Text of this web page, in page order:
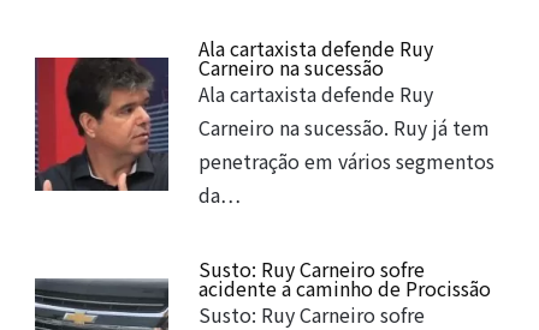
Ala cartaxista defende Ruy
Carneiro na sucessão
Ala cartaxista defende Ruy
Carneiro na sucessão. Ruy já tem
penetração em vários segmentos
da…
Susto: Ruy Carneiro sofre
acidente a caminho de Procissão
Susto: Ruy Carneiro sofre